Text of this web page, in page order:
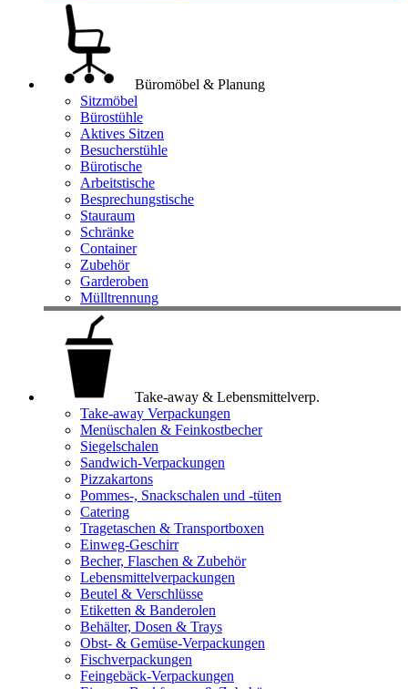
Büromöbel & Planung
Sitzmöbel
Bürostühle
Aktives Sitzen
Besucherstühle
Bürotische
Arbeitstische
Besprechungstische
Stauraum
Schränke
Container
Zubehör
Garderoben
Mülltrennung
Take-away & Lebensmittelverp.
Take-away Verpackungen
Menüschalen & Feinkostbecher
Siegelschalen
Sandwich-Verpackungen
Pizzakartons
Pommes-, Snackschalen und -tüten
Catering
Tragetaschen & Transportboxen
Einweg-Geschirr
Becher, Flaschen & Zubehör
Lebensmittelverpackungen
Beutel & Verschlüsse
Etiketten & Banderolen
Behälter, Dosen & Trays
Obst- & Gemüse-Verpackungen
Fischverpackungen
Feingebäck-Verpackungen